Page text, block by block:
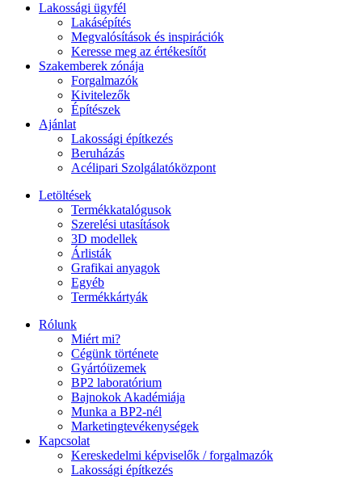
Lakossági ügyfél
Lakásépítés
Megvalósítások és inspirációk
Keresse meg az értékesítőt
Szakemberek zónája
Forgalmazók
Kivitelezők
Építészek
Ajánlat
Lakossági építkezés
Beruházás
Acélipari Szolgálatóközpont
Letöltések
Termékkatalógusok
Szerelési utasítások
3D modellek
Árlisták
Grafikai anyagok
Egyéb
Termékkártyák
Rólunk
Miért mi?
Cégünk története
Gyártóüzemek
BP2 laboratórium
Bajnokok Akadémiája
Munka a BP2-nél
Marketingtevékenységek
Kapcsolat
Kereskedelmi képviselők / forgalmazók
Lakossági építkezés